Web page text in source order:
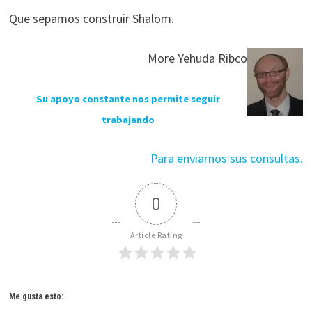
Que sepamos construir Shalom.
More Yehuda Ribco
Su apoyo constante nos permite seguir
trabajando
Para enviarnos sus consultas.
0
Article Rating
Me gusta esto: